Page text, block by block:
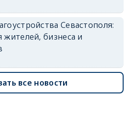
Севастополя:
жителей, бизнеса и
все новости